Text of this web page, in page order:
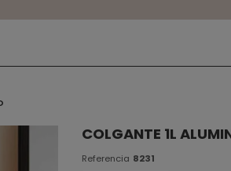
COLGANTE 1L
Referencia 8231